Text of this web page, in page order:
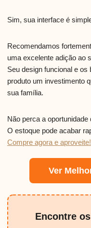
Sim, sua interface é
Recomendamos
uma excelente adição ao
Seu design funcional e
produto um investimento
sua família.
Não perca a
O estoque pode acabar
Compre agora e aproveite!
Ver
Encontre